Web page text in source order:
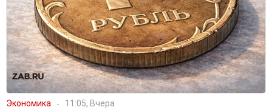
Экономика 11:05, Вчера